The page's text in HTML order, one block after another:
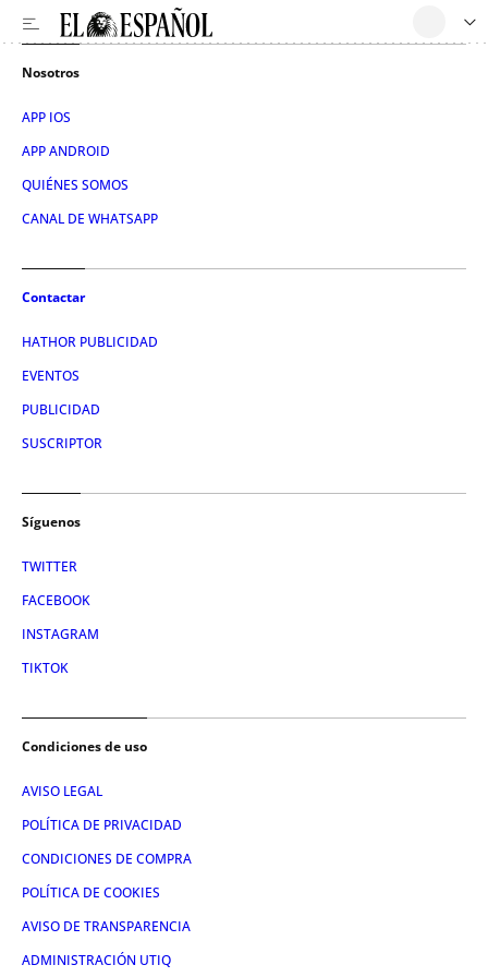
Nosotros
APP IOS
APP ANDROID
QUIÉNES SOMOS
CANAL DE WHATSAPP
Contactar
HATHOR PUBLICIDAD
EVENTOS
PUBLICIDAD
SUSCRIPTOR
Síguenos
TWITTER
FACEBOOK
INSTAGRAM
TIKTOK
Condiciones de uso
AVISO LEGAL
POLÍTICA DE PRIVACIDAD
CONDICIONES DE COMPRA
POLÍTICA DE COOKIES
AVISO DE TRANSPARENCIA
ADMINISTRACIÓN UTIQ